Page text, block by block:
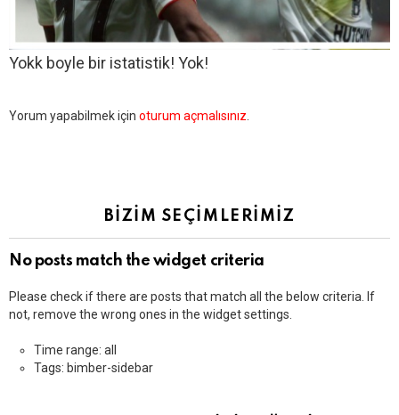
Yokk boyle bir istatistik! Yok!
Bir
Yorum yapabilmek için oturum açmalısınız
BİZİM SEÇİMLERİMİZ
No posts match the widget criteria
Please check if there are posts that match all the below criteria. If
not, remove the wrong ones in the widget settings.
Time range: all
Tags: bimber-sidebar